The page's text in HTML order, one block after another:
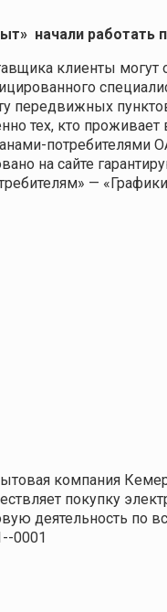
начали работать
клиенты
передвижных
тех, кто
потребителями
на сайте
—
компания
покупку
деятельность по
0001